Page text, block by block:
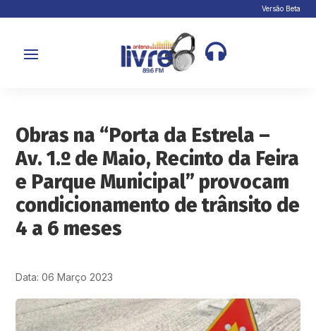
Versão Beta

Obras na “Porta da Estrela –
Av. 1.º de Maio, Recinto da Feira
e Parque Municipal” provocam
condicionamento de trânsito de
4 a 6 meses
Data: 06 Março 2023